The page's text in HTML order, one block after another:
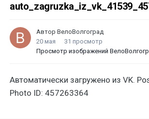
Автор ВелоВолгоград
20 мая
31 просмотр
Просмотр изображений
Автоматически загружено из VK.
Photo ID: 457263364